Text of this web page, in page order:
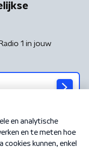
1 in jouw